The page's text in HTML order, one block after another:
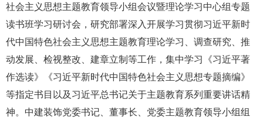
社会主义思想主题教育领导小组会议暨理论学习中心组专题
读书班学习研讨会，研究部署深入开展学习贯彻习近平新时
代中国特色社会主义思想主题教育理论学习、调查研究、推
动发展、检视整改、建章立制等工作，集中学习《习近平著
作选读》《习近平新时代中国特色社会主义思想专题摘编》
等指定书目以及习近平总书记关于主题教育系列重要讲话精
神。中建装饰党委书记、董事长、党委主题教育领导小组组